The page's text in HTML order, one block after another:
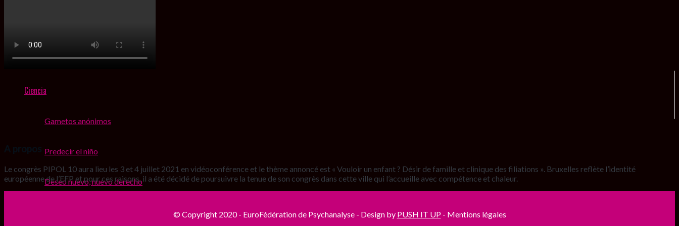
Cuestión de género
Ciencia
Gametos anónimos
Predecir el niño
Deseo nuevo, nuevo derecho
Le congrès PIPOL 10 aura lieu les 3 et 4 juillet 2021 en vidéoconférence et le thème annoncé est « Vouloir un enfant ? Désir de famille et clinique des filiations ». Bruxelles reflète l’identité
européenne de l’EFP et pour ces raisons, il a été décidé de poursuivre la tenue de son congrès dans cette ville qui l’accueille avec compétence et chaleur.
© Copyright 2020 - EuroFédération de Psychanalyse - Design by PUSH IT UP- Mentions légales